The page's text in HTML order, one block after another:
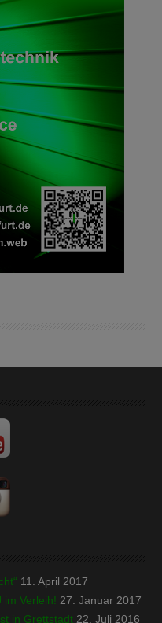
11. April 2017
im Verleih! 27. Januar 2017
in Grettstadt 22. Juli 2016